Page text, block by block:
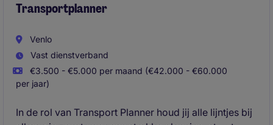
Transportplanner
Venlo
Vast dienstverband
€3.500 - €5.000 per maand (€42.000 - €60.000
per jaar)
In de rol van Transport Planner houd jij alle lijntjes bij